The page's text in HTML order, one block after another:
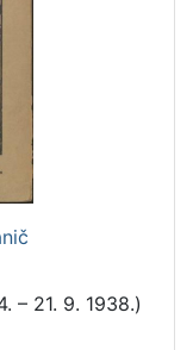
– 21. 9. 1938.)